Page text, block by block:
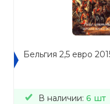
Бельгия 2,5 евро
В наличии: 6 шт